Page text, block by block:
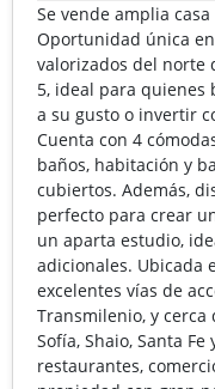
Se vende amplia
Oportunidad única
valorizados del norte
5, ideal para quienes
a su gusto o invertir
Cuenta con 4
baños, habitación y
cubiertos. Además,
perfecto para crear
un aparta estudio,
adicionales. Ubicada
excelentes vías de
Transmilenio, y cerca
Sofía, Shaio, Santa Fe
restaurantes,